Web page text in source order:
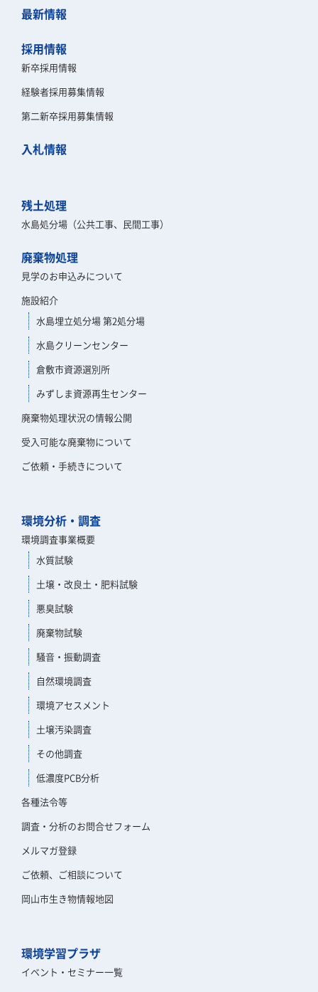
最新情報
採用情報
新卒採用情報
経験者採用募集情報
第二新卒採用募集情報
入札情報
残土処理
水島処分場（公共工事、民間工事）
廃棄物処理
見学のお申込みについて
施設紹介
水島埋立処分場 第2処分場
水島クリーンセンター
倉敷市資源選別所
みずしま資源再生センター
廃棄物処理状況の情報公開
受入可能な廃棄物について
ご依頼・手続きについて
環境分析・調査
環境調査事業概要
水質試験
土壌・改良土・肥料試験
悪臭試験
廃棄物試験
騒音・振動調査
自然環境調査
環境アセスメント
土壌汚染調査
その他調査
低濃度PCB分析
各種法令等
調査・分析のお問合せフォーム
メルマガ登録
ご依頼、ご相談について
岡山市生き物情報地図
環境学習プラザ
イベント・セミナー一覧